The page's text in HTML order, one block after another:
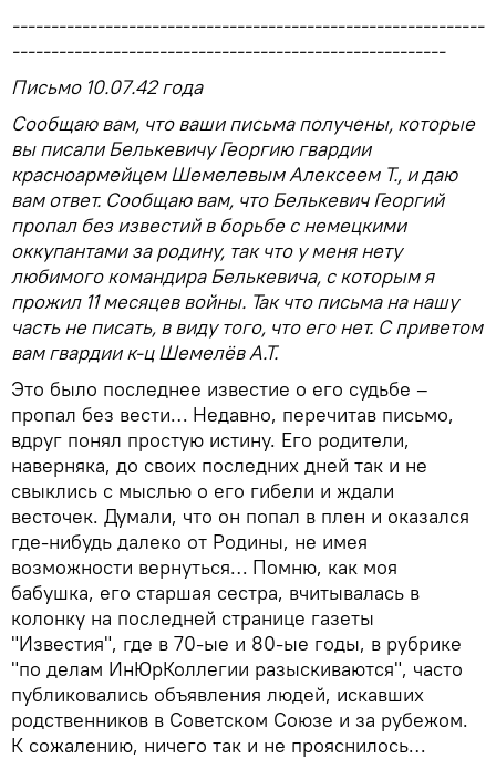
-------------------------------------------------------------
--------------------------------------------------------
Письмо 10.07.42 года
Сообщаю вам, что ваши письма получены, которые
вы писали Белькевичу Георгию гвардии
красноармейцем Шемелевым Алексеем Т., и даю
вам ответ. Сообщаю вам, что Белькевич Георгий
пропал без известий в борьбе с немецкими
оккупантами за родину, так что у меня нету
любимого командира Белькевича, с которым я
прожил 11 месяцев войны. Так что письма на нашу
часть не писать, в виду того, что его нет. С приветом
вам гвардии к-ц Шемелёв А.Т.
Это было последнее известие о его судьбе –
пропал без вести… Недавно, перечитав письмо,
вдруг понял простую истину. Его родители,
наверняка, до своих последних дней так и не
свыклись с мыслью о его гибели и ждали
весточек. Думали, что он попал в плен и оказался
где-нибудь далеко от Родины, не имея
возможности вернуться… Помню, как моя
бабушка, его старшая сестра, вчитывалась в
колонку на последней странице газеты
"Известия", где в 70-ые и 80-ые годы, в рубрике
"по делам ИнЮрКоллегии разыскиваются", часто
публиковались объявления людей, искавших
родственников в Советском Союзе и за рубежом.
К сожалению, ничего так и не прояснилось…